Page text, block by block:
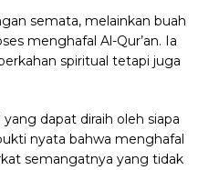
semata, melainkan buah
menghafal Al-Qur’an. Ia
spiritual tetapi juga
dapat diraih oleh siapa
nyata bahwa menghafal
semangatnya yang tidak